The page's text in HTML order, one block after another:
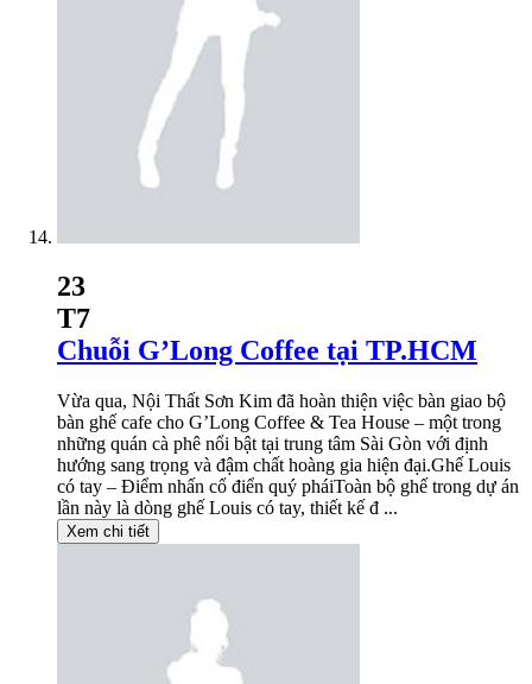
23
T7
Chuỗi G’Long Coffee tại TP.HCM
Vừa qua, Nội Thất Sơn Kim đã hoàn thiện việc bàn giao bộ
bàn ghế cafe cho G’Long Coffee & Tea House – một trong
những quán cà phê nổi bật tại trung tâm Sài Gòn với định
hướng sang trọng và đậm chất hoàng gia hiện đại.Ghế Louis
có tay – Điểm nhấn cổ điển quý pháiToàn bộ ghế trong dự án
lần này là dòng ghế Louis có tay, thiết kế đ ...
Xem chi tiết